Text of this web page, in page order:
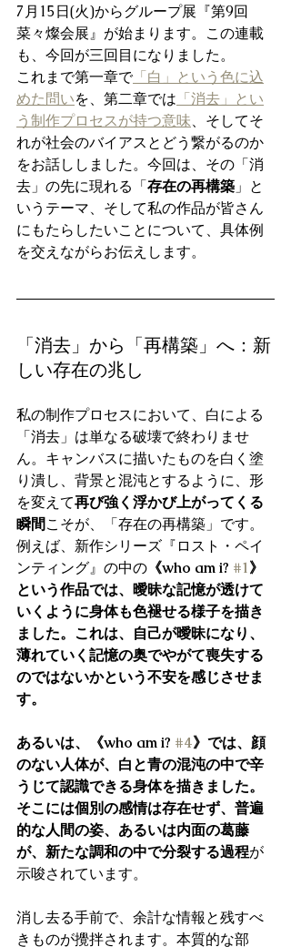
7月15日(火)からグループ展『第9回
菜々燦会展』が始まります。この連載
も、今回が三回目になりました。
これまで第一章で「白」という色に込
めた問いを、第二章では 「消去」とい
う制作プロセスが持つ意味、そしてそ
れが社会のバイアスとどう繋がるのか
をお話ししました。今回は、その「消
去」の先に現れる「存在の再構築 」と
いうテーマ、そして私の作品が皆さん
にもたらしたいことについて、具体例
を交えながらお伝えします。
「消去」から「再構築」へ：新
しい存在の兆し
私の制作プロセスにおいて、白による
「消去」は単なる破壊で終わりませ
ん。キャンバスに描いたものを白く塗
り潰し、背景と混沌とするように、形
を変えて再び強く浮かび上がってくる
瞬間こそが、「存在の再構築」です。
例えば、新作シリーズ『ロスト・ペイ
ンティング』の中の 《who am i? #1》
という作品では、曖昧な記憶が透けて
いくように身体も色褪せる様子を描き
ました。これは、自己が曖昧になり、
薄れていく記憶の奥でやがて喪失する
のではないかという不安を感じさせま
す。
あるいは、《who am i? #4》では、顔
のない人体が、白と青の混沌の中で辛
うじて認識できる身体を描きました。
そこには個別の感情は存在せず、普遍
的な人間の姿、あるいは内面の葛藤
が、新たな調和の中で分裂する過程が
示唆されています。
消し去る手前で、余計な情報と残すべ
きものが攪拌されます。本質的な部